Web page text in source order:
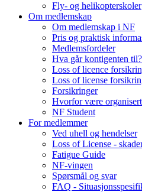
Fly- og helikopterskoler
Om medlemskap
Om medlemskap i NF
Pris og praktisk
Medlemsfordeler
Hva går kontigenten til?
Loss of licence
Loss of license
Forsikringer
Hvorfor være
NF Student
For medlemmer
Ved uhell og hendelser
Loss of License -
Fatigue Guide
NF-vingen
Spørsmål og svar
FAQ -